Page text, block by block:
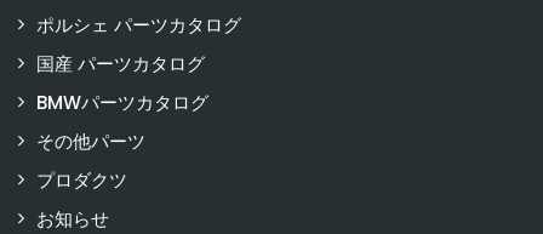
ポルシェ パーツカタログ
国産 パーツカタログ
BMWパーツカタログ
その他パーツ
プロダクツ
お知らせ